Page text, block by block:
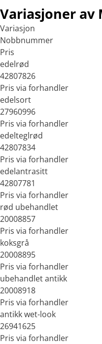
Variasjoner av
Variasjon
Nobbnummer
Pris
edelrød
42807826
Pris via forhandler
edelsort
27960996
Pris via forhandler
edelteglrød
42807834
Pris via forhandler
edelantrasitt
42807781
Pris via forhandler
rød ubehandlet
20008857
Pris via forhandler
koksgrå
20008895
Pris via forhandler
ubehandlet antikk
20008918
Pris via forhandler
antikk wet-look
26941625
Pris via forhandler